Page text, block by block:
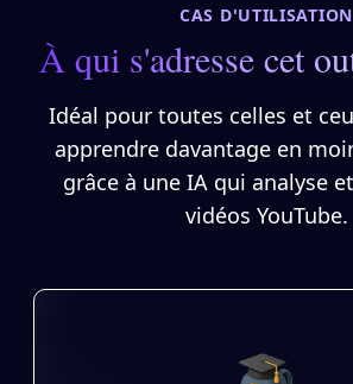
CAS D'UTILISATION
À qui s'adresse cet
Idéal pour toutes celles et
apprendre davantage en
grâce à une IA qui analyse
vidéos YouTube.